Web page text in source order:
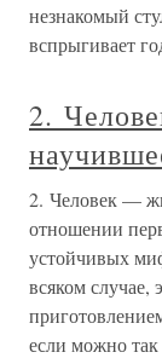
незнакомый
вспрыгивает
2.
2. Человек —
отношении
устойчивых
всяком случае,
если можно так